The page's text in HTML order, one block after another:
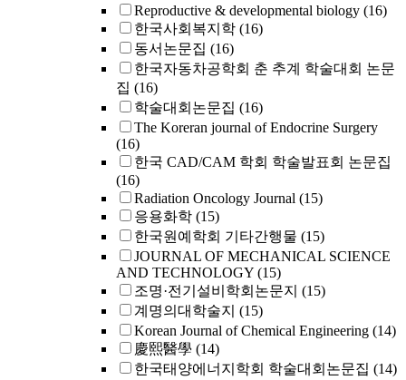
Reproductive & developmental biology (16)
한국사회복지학 (16)
동서논문집 (16)
한국자동차공학회 춘 추계 학술대회 논문
집 (16)
학술대회논문집 (16)
The Koreran journal of Endocrine Surgery
(16)
한국 CAD/CAM 학회 학술발표회 논문집
(16)
Radiation Oncology Journal (15)
응용화학 (15)
한국원예학회 기타간행물 (15)
JOURNAL OF MECHANICAL SCIENCE
AND TECHNOLOGY (15)
조명·전기설비학회논문지 (15)
계명의대학술지 (15)
Korean Journal of Chemical Engineering (14)
慶熙醫學 (14)
한국태양에너지학회 학술대회논문집 (14)